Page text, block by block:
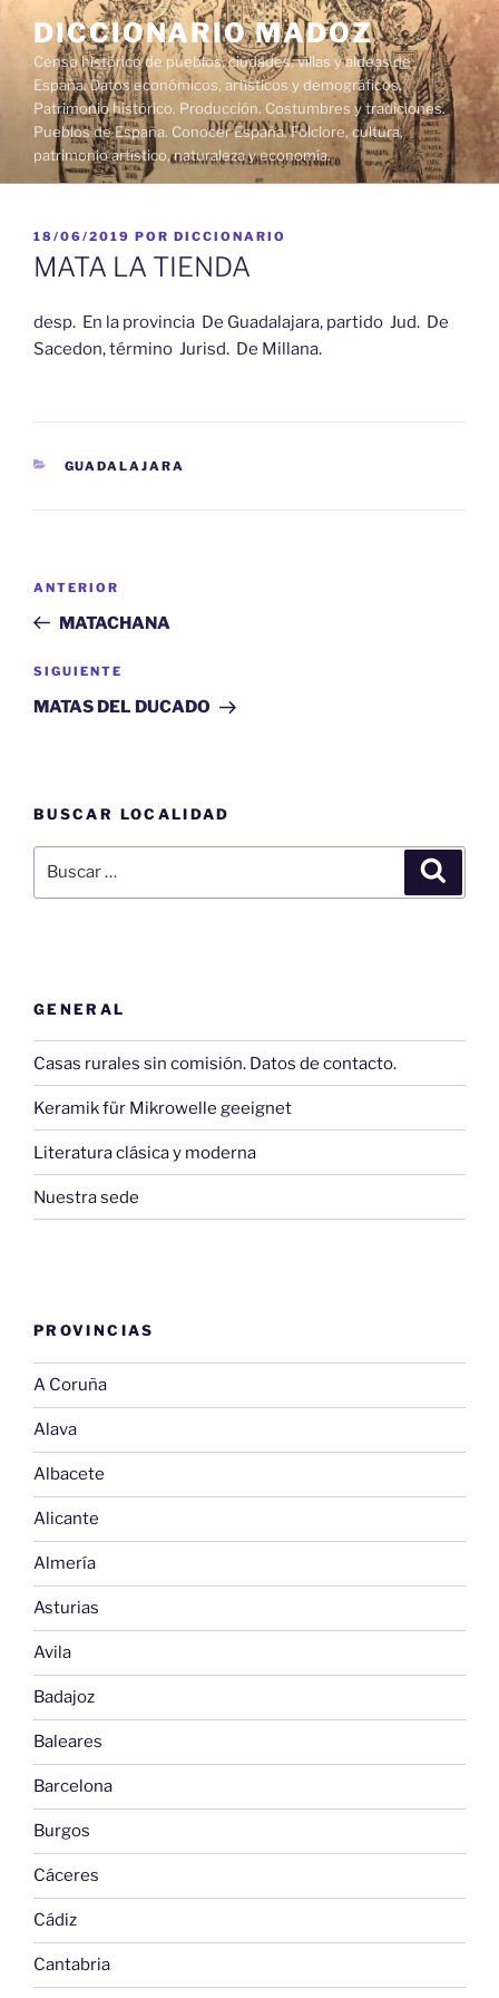
contenido
DICCIONARIO MADOZ
Censo histórico de pueblos, ciudades, villas y aldeas de
España. Datos económicos, artísticos y demográficos.
Patrimonio histórico. Producción. Costumbres y tradiciones.
Pueblos de España. Conocer España. Folclore, cultura,
patrimonio artístico, naturaleza y economía.
PUBLICADO
EL
18/06/2019 POR DICCIONARIO
MATA LA TIENDA
desp. En la provincia De Guadalajara, partido Jud. De
Sacedon, término Jurisd. De Millana.
CATEGORÍAS
GUADALAJARA
entradas
Entrada
anterior:
ANTERIOR
MATACHANA
Siguiente
entrada
SIGUIENTE
MATAS DEL DUCADO
BUSCAR LOCALIDAD
por:
GENERAL
Casas rurales sin comisión. Datos de contacto.
Keramik für Mikrowelle geeignet
Literatura clásica y moderna
Nuestra sede
PROVINCIAS
A Coruña
Alava
Albacete
Alicante
Almería
Asturias
Avila
Badajoz
Baleares
Barcelona
Burgos
Cáceres
Cádiz
Cantabria